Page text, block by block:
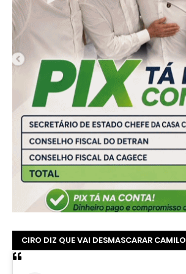
CIRO DIZ QUE VAI DESMASCARAR CAMILO